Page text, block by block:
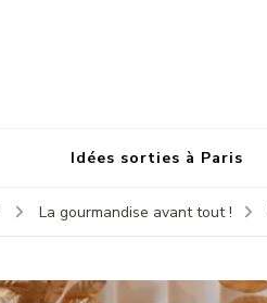
Idées sorties à Paris
La gourmandise avant tout !